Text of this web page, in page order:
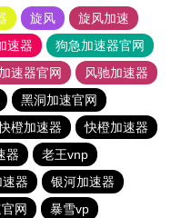
旋风
旋风加速
速器
狗急加速器官网
速器官网
风驰加速器
黑洞加速官网
橙加速器
快橙加速器
器
老王vnp
器
银河加速器
网
暴雪vp